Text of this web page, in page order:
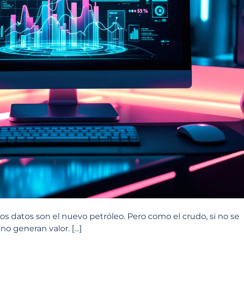
datos son el nuevo petróleo. Pero como el crudo, si no se
generan valor. […]